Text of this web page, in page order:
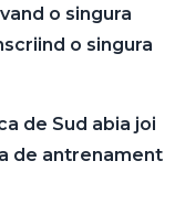
o singura
o singura
de Sud abia joi
de antrenament